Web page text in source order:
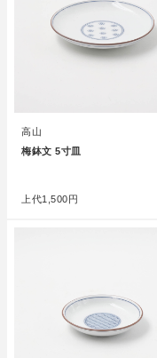
高山
梅鉢文 5寸皿
上代1,500円